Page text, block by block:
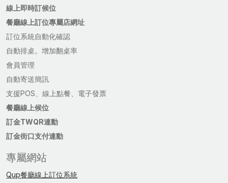
線上即時訂候位
餐廳線上訂位專屬店網址
訂位系統自動化確認
自動排桌。增加翻桌率
會員管理
自動寄送簡訊
支援POS、線上點餐、電子發票
餐廳線上候位
訂金TWQR連動
訂金街口支付連動
專屬網站
Qup餐廳線上訂位系統